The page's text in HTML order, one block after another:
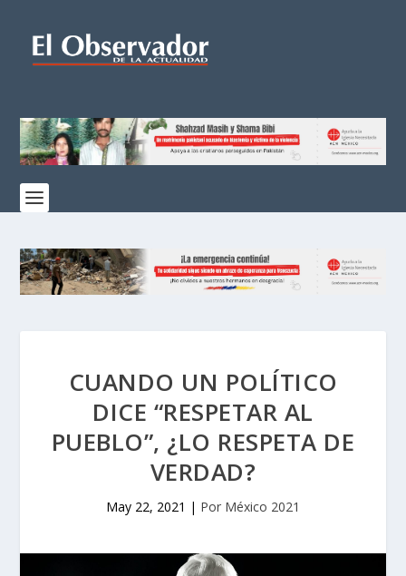
CUANDO UN POLÍTICO
DICE “RESPETAR AL
PUEBLO”, ¿LO RESPETA DE
VERDAD?
May 22, 2021 | Por México 2021